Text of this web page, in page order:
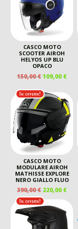
CASCO MOTO
SCOOTER AIROH
HELYOS UP BLU
OPACO
150,00€IL
ORIGINALE
ERA:
150,00 €.
109,00€IL
È:
In offerta!
CASCO MOTO
MODULARE AIROH
MATHISSE EXPLORE
NERO GIALLO FLUO
390,00€ IL
PREZZO
ORIGINALE
ERA:
390,00 €.
220,00€IL
È:
In offerta!